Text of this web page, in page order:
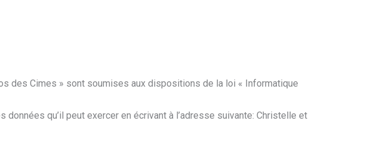
des Cimes » sont soumises aux dispositions de la loi « Informatique
qu’il peut exercer en écrivant à l’adresse suivante: Christelle et